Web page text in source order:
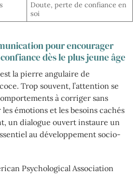
Doute, perte de confiance en
soi
pour encourager
dès le plus jeune âge
la pierre angulaire de
Trop souvent, l’attention se
à corriger sans
émotions et les besoins cachés
un dialogue ouvert instaure un
au développement socio-
Psychological Association